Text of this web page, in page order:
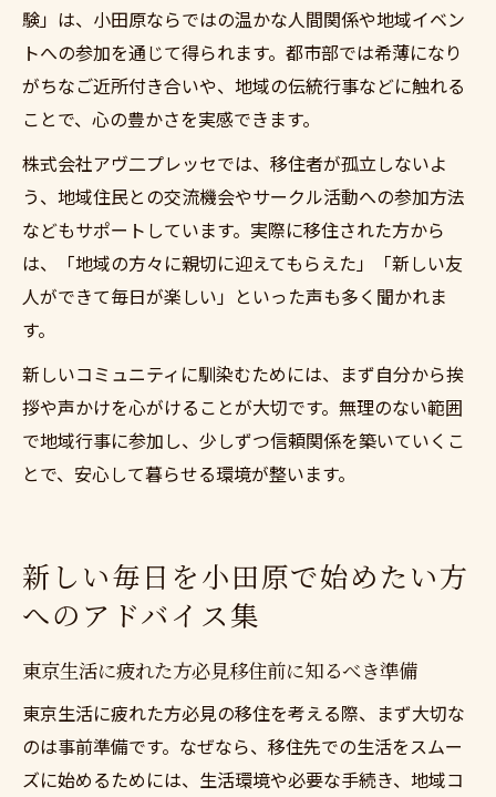
験」は、小田原ならではの温かな人間関係や地域イベン
トへの参加を通じて得られます。都市部では希薄になり
がちなご近所付き合いや、地域の伝統行事などに触れる
ことで、心の豊かさを実感できます。
株式会社アヴ二プレッセでは、移住者が孤立しないよ
う、地域住民との交流機会やサークル活動への参加方法
などもサポートしています。実際に移住された方から
は、「地域の方々に親切に迎えてもらえた」「新しい友
人ができて毎日が楽しい」といった声も多く聞かれま
す。
新しいコミュニティに馴染むためには、まず自分から挨
拶や声かけを心がけることが大切です。無理のない範囲
で地域行事に参加し、少しずつ信頼関係を築いていくこ
とで、安心して暮らせる環境が整います。
新しい毎日を小田原で始めたい方
へのアドバイス集
東京生活に疲れた方必見移住前に知るべき準備
東京生活に疲れた方必見の移住を考える際、まず大切な
のは事前準備です。なぜなら、移住先での生活をスムー
ズに始めるためには、生活環境や必要な手続き、地域コ